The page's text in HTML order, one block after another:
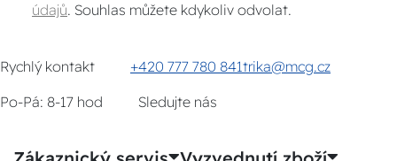
údajů . Souhlas můžete kdykoliv odvolat.
Rychlý kontakt +420 777 780 841trika@mcg.cz
Po-Pá: 8-17 hod
Sledujte nás